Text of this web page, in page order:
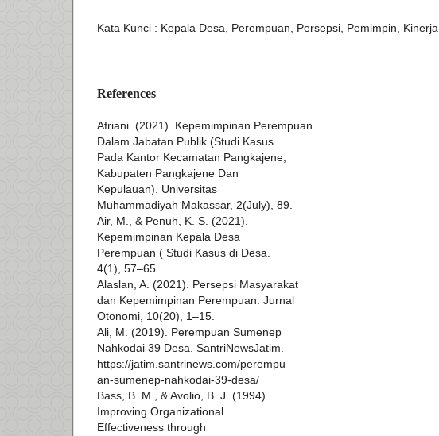
Kata Kunci : Kepala Desa, Perempuan, Persepsi, Pemimpin, Kinerja
References
Afriani. (2021). Kepemimpinan Perempuan
Dalam Jabatan Publik (Studi Kasus
Pada Kantor Kecamatan Pangkajene,
Kabupaten Pangkajene Dan
Kepulauan). Universitas
Muhammadiyah Makassar, 2(July), 89.
Air, M., & Penuh, K. S. (2021).
Kepemimpinan Kepala Desa
Perempuan ( Studi Kasus di Desa.
4(1), 57–65.
Alaslan, A. (2021). Persepsi Masyarakat
dan Kepemimpinan Perempuan. Jurnal
Otonomi, 10(20), 1–15.
Ali, M. (2019). Perempuan Sumenep
Nahkodai 39 Desa. SantriNewsJatim.
https://jatim.santrinews.com/perempu
an-sumenep-nahkodai-39-desa/
Bass, B. M., & Avolio, B. J. (1994).
Improving Organizational
Effectiveness through